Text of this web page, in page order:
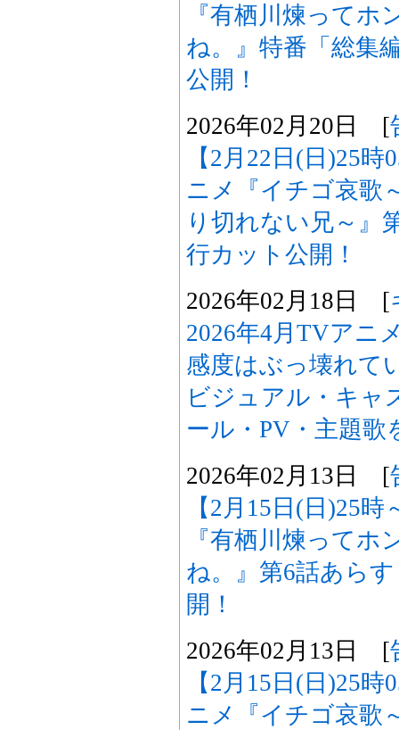
『有栖川煉ってホ
ね。』特番「総集
公開！
2026年02月20日 [
【2月22日(日)25
ニメ『イチゴ哀歌
り切れない兄～
行カット公開！
2026年02月18日 [
2026年4月TVアニ
感度はぶっ壊れて
ビジュアル・キャ
ール・PV・主題歌
2026年02月13日 [
【2月15日(日)25
『有栖川煉ってホ
ね。』第6話あら
開！
2026年02月13日 [
【2月15日(日)25
ニメ『イチゴ哀歌